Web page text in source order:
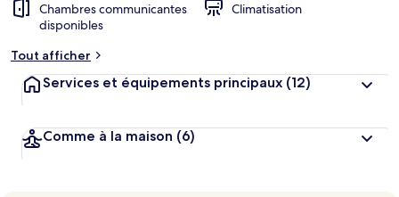
s
e
Chambres communicantes
disponibles
Climatisation
Tout afficher
Services et équipements principaux (12)
Comme à la maison (6)